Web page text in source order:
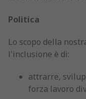
Politica
Lo scopo della
l'inclusione è di:
attrarre,
forza lavoro